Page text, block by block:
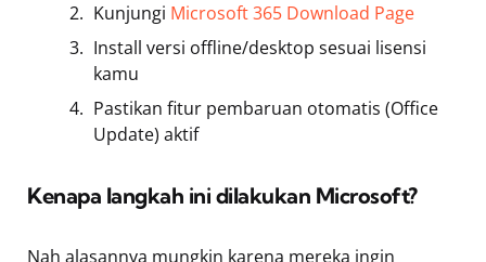
Kunjungi Microsoft 365 Download Page
Install versi offline/desktop sesuai lisensi
kamu
Pastikan fitur pembaruan otomatis (Office
Update) aktif
Kenapa langkah ini dilakukan Microsoft?
Nah alasannya mungkin karena mereka ingin